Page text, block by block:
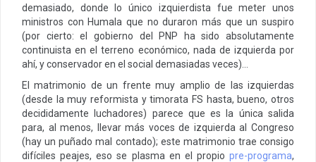
demasiado, donde lo único izquierdista fue meter unos
ministros con Humala que no duraron más que un suspiro
(por cierto: el gobierno del PNP ha sido absolutamente
continuista en el terreno económico, nada de izquierda por
ahí, y conservador en el social demasiadas veces)…
El matrimonio de un frente muy amplio de las izquierdas
(desde la muy reformista y timorata FS hasta, bueno, otros
decididamente luchadores) parece que es la única salida
para, al menos, llevar más voces de izquierda al Congreso
(hay un puñado mal contado); este matrimonio trae consigo
difíciles peajes, eso se plasma en el propio pre-programa,